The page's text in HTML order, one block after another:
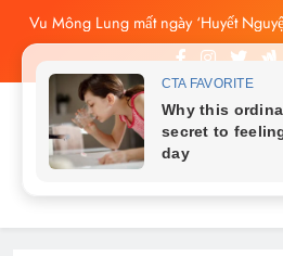
Skip
content
Du Cầm ‘hại’, bằng chứng bị lộ!
Vu Mông Lung từng ra tín hiệu cầu
livestream, mẹ đến công ty quậy?
Công bố tin nhắn cuối cùng của Vu
đau xót vừa phẫn nộ
Vu Mông Lung báo cáo khám
luận sục sôi và đặt nhiều câu hỏi
Du Cầm ‘hại’, bằng chứng bị lộ!
Vu Mông Lung từng ra tín hiệu cầu
Tin tức